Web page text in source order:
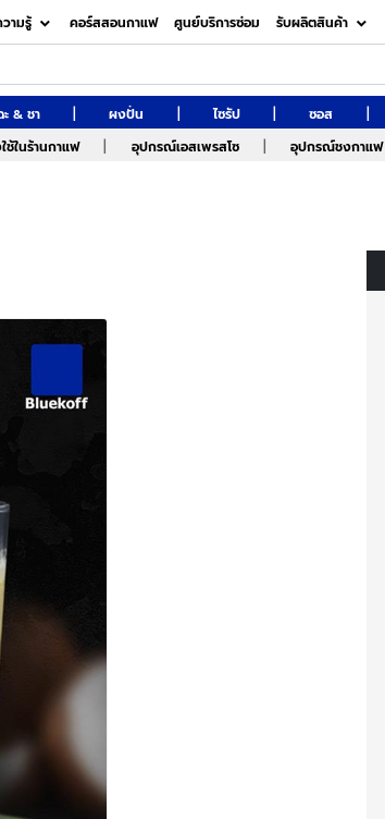
ามรู้ คอร์สสอนกาแฟ ศูนย์บริการซ่อม รับผลิตสินค้า
& ชา | ผงปั่น | ไซรัป | ซอส |
ช้ในร้านกาแฟ | อุปกรณ์เอสเพรสโซ | อุปกรณ์ชงกาแฟ